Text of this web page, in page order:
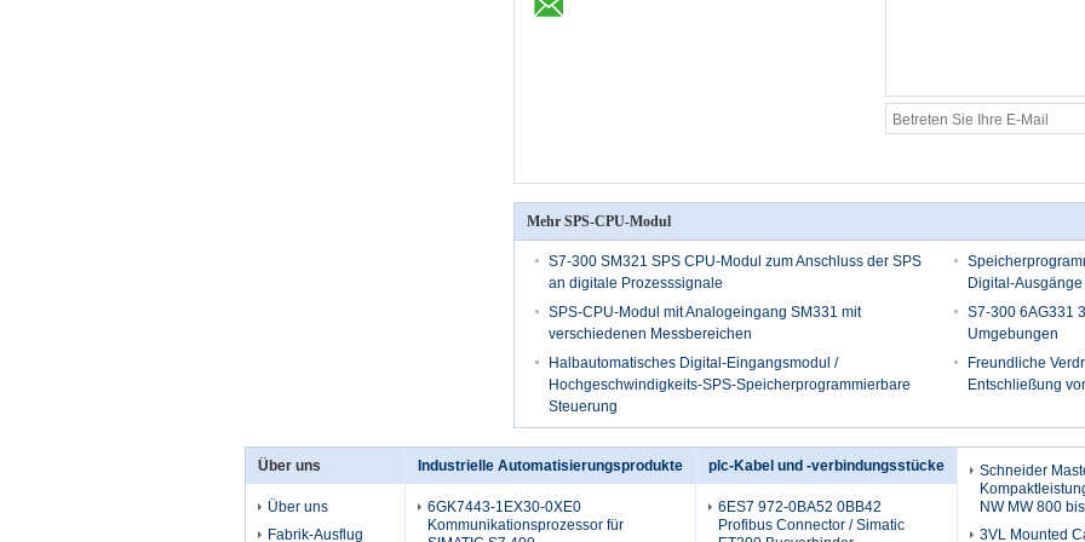
Mehr SPS-CPU-Modul
S7-300 SM321 SPS CPU-Modul zum Anschluss der SPS
an digitale Prozesssignale
Digital-Ausgänge
SPS-CPU-Modul mit Analogeingang SM331 mit
verschiedenen Messbereichen
S7-300 6AG331
Umgebungen
Halbautomatisches Digital-Eingangsmodul /
Hochgeschwindigkeits-SPS-Speicherprogrammierbare
Steuerung
Freundliche
Entschließung
Über uns
Über uns
Fabrik-Ausflug
Industrielle Automatisierungsprodukte
6GK7443-1EX30-0XE0
Kommunikationsprozessor für
plc-Kabel und -verbindungsstücke
6ES7 972-0BA52 0BB42
Profibus Connector / Simatic
Schneider
NW MW 800 bis
3VL Mounted